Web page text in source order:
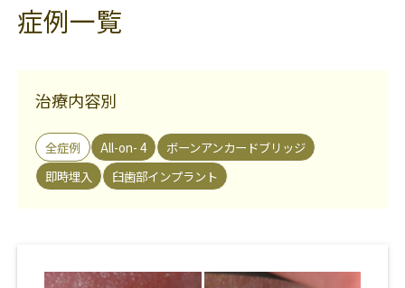
症例一覧
治療内容別
全症例 All-on- 4
ボーンアンカードブリッジ
即時埋入
臼歯部インプラント